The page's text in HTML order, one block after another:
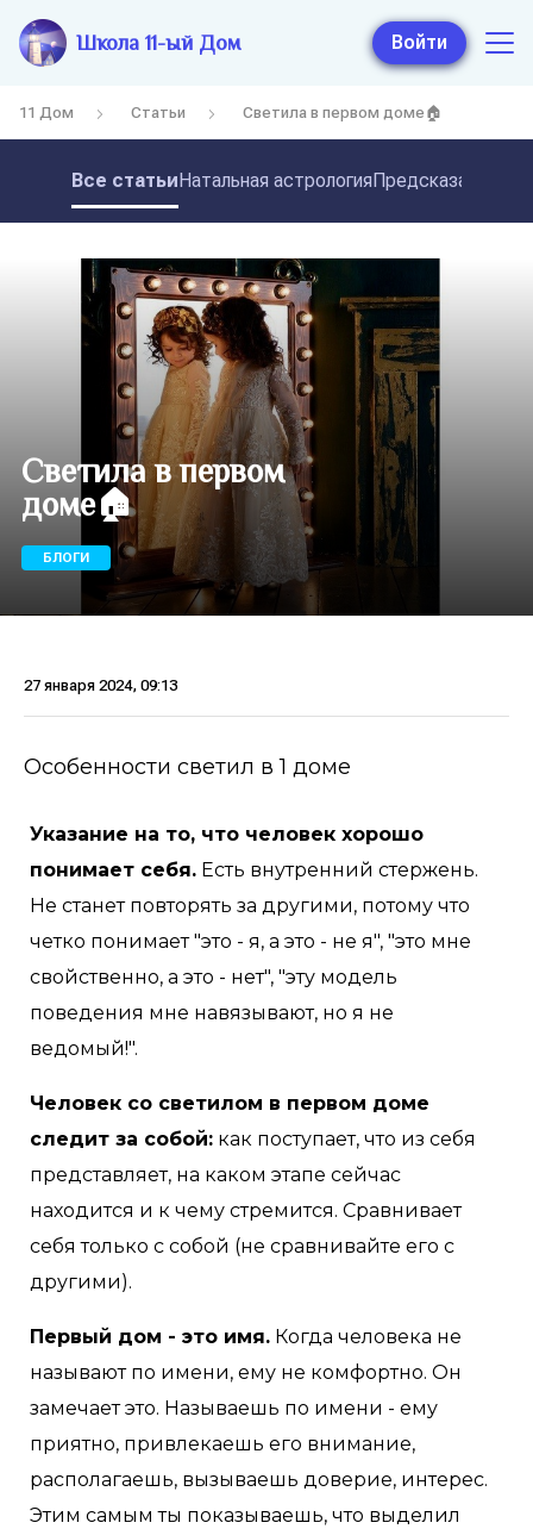
Школа 11-ый Дом Войти
11 Дом Статьи Светила в первом доме🏠
Все статьиНатальная астрология
Светила в первом
доме🏠
БЛОГИ
27 января 2024, 09:13
Особенности светил в 1 доме
Указание на то, что человек хорошо
понимает себя. Есть внутренний стержень.
Не станет повторять за другими, потому что
четко понимает "это - я, а это - не я", "это мне
свойственно, а это - нет", "эту модель
поведения мне навязывают, но я не
ведомый!".
Человек со светилом в первом доме
следит за собой: как поступает, что из себя
представляет, на каком этапе сейчас
находится и к чему стремится. Сравнивает
себя только с собой (не сравнивайте его с
другими).
Первый дом - это имя. Когда человека не
называют по имени, ему не комфортно. Он
замечает это. Называешь по имени - ему
приятно, привлекаешь его внимание,
располагаешь, вызываешь доверие, интерес.
Этим самым ты показываешь, что выделил